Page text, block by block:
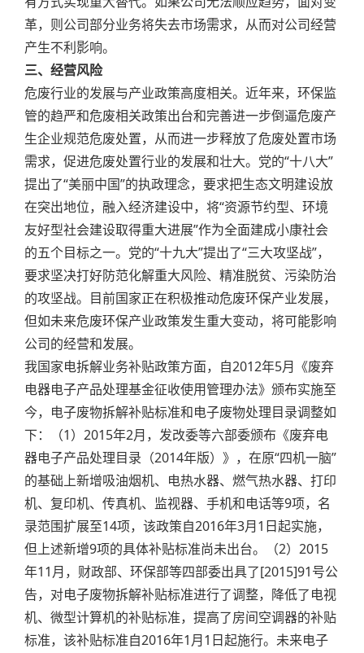
革，则公司部分业务将失去市场需求，从而对公司经营
产生不利影响。
三、经营风险
危废行业的发展与产业政策高度相关。近年来，环保监
管的趋严和危废相关政策出台和完善进一步倒逼危废产
生企业规范危废处置，从而进一步释放了危废处置市场
需求，促进危废处置行业的发展和壮大。党的“十八大”
提出了“美丽中国”的执政理念，要求把生态文明建设放
在突出地位，融入经济建设中，将“资源节约型、环境
友好型社会建设取得重大进展”作为全面建成小康社会
的五个目标之一。党的“十九大”提出了“三大攻坚战”，
要求坚决打好防范化解重大风险、精准脱贫、污染防治
的攻坚战。目前国家正在积极推动危废环保产业发展，
但如未来危废环保产业政策发生重大变动，将可能影响
公司的经营和发展。
我国家电拆解业务补贴政策方面，自2012年5月《废弃
电器电子产品处理基金征收使用管理办法》颁布实施至
今，电子废物拆解补贴标准和电子废物处理目录调整如
下：（1）2015年2月，发改委等六部委颁布《废弃电
器电子产品处理目录（2014年版）》，在原“四机一脑”
的基础上新增吸油烟机、电热水器、燃气热水器、打印
机、复印机、传真机、监视器、手机和电话等9项，名
录范围扩展至14项，该政策自2016年3月1日起实施，
但上述新增9项的具体补贴标准尚未出台。（2）2015
年11月，财政部、环保部等四部委出具了[2015]91号公
告，对电子废物拆解补贴标准进行了调整，降低了电视
机、微型计算机的补贴标准，提高了房间空调器的补贴
标准，该补贴标准自2016年1月1日起施行。未来电子